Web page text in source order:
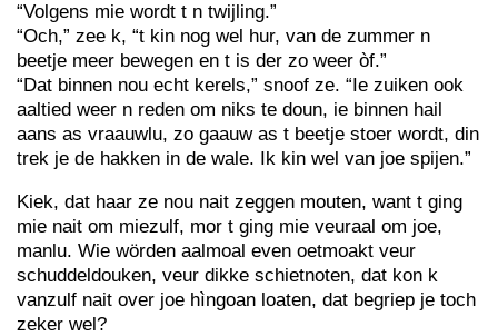
“Volgens mie wordt t n twijling.”
“Och,” zee k, “t kin nog wel hur, van de zummer n
beetje meer bewegen en t is der zo weer òf.”
“Dat binnen nou echt kerels,” snoof ze. “Ie zuiken ook
aaltied weer n reden om niks te doun, ie binnen hail
aans as vraauwlu, zo gaauw as t beetje stoer wordt, din
trek je de hakken in de wale. Ik kin wel van joe spijen.”
Kiek, dat haar ze nou nait zeggen mouten, want t ging
mie nait om miezulf, mor t ging mie veuraal om joe,
manlu. Wie wörden aalmoal even oetmoakt veur
schuddeldouken, veur dikke schietnoten, dat kon k
vanzulf nait over joe hìngoan loaten, dat begriep je toch
zeker wel?